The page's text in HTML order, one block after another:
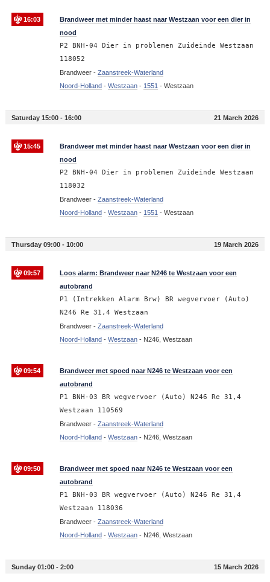
16:03
Brandweer met minder haast naar Westzaan voor een dier in
nood
P2 BNH-04 Dier in problemen Zuideinde Westzaan
118052
Brandweer - Zaanstreek-Waterland
Noord-Holland- Westzaan- 1551 - Westzaan
Saturday 15:00 - 16:00 21 March 2026
15:45
Brandweer met minder haast naar Westzaan voor een dier in
nood
P2 BNH-04 Dier in problemen Zuideinde Westzaan
118032
Brandweer - Zaanstreek-Waterland
Noord-Holland- Westzaan- 1551 - Westzaan
Thursday 09:00 - 10:00 19 March 2026
09:57
Loos alarm: Brandweer naar N246 te Westzaan voor een
autobrand
P1 (Intrekken Alarm Brw) BR wegvervoer (Auto)
N246 Re 31,4 Westzaan
Brandweer - Zaanstreek-Waterland
Noord-Holland- Westzaan- N246, Westzaan
09:54
Brandweer met spoed naar N246 te Westzaan voor een
autobrand
P1 BNH-03 BR wegvervoer (Auto) N246 Re 31,4
Westzaan 110569
Brandweer - Zaanstreek-Waterland
Noord-Holland- Westzaan- N246, Westzaan
09:50
Brandweer met spoed naar N246 te Westzaan voor een
autobrand
P1 BNH-03 BR wegvervoer (Auto) N246 Re 31,4
Westzaan 118036
Brandweer - Zaanstreek-Waterland
Noord-Holland- Westzaan- N246, Westzaan
Sunday 01:00 - 2:00 15 March 2026